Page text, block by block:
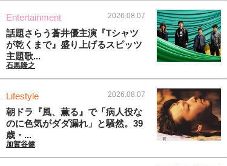
Entertainment 2026.08.07
話題さらう蒼井優主演『Tシャツ
が乾くまで』盛り上げるスピッツ
主題歌...
石黒隆之
Lifestyle 2026.08.07
朝ドラ『風、薫る』で「病人役な
のに色気がダダ漏れ」と騒然。39
歳・...
加賀谷健